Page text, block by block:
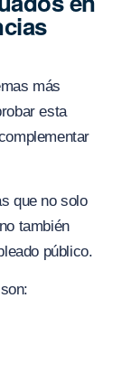
más
esta
que no solo
también
público.